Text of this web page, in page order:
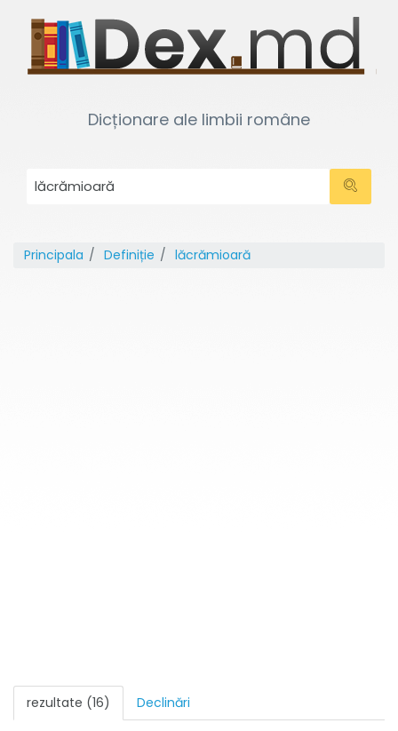
Dicționare ale limbii române
Principala Definiție lăcrămioară
rezultate (16) Declinări